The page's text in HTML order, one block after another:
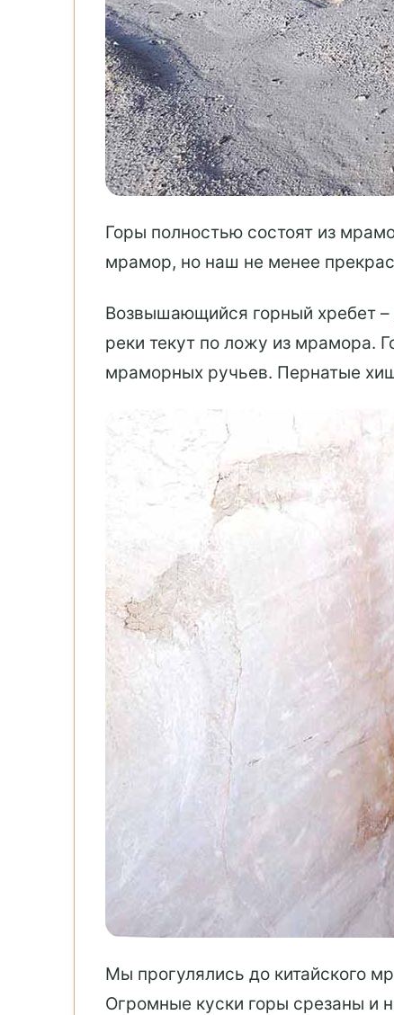
Горы полностью состоят из
мрамор, но наш не менее
Возвышающийся горный хребет
реки текут по ложу из мрамора.
мраморных ручьев. Пернатые
Мы прогулялись до китайского
Огромные куски горы срезаны и